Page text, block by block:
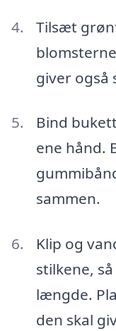
Tilsæt
giver
Bind
ene hånd.
sammen.
Klip og
stilkene,
længde.
den skal